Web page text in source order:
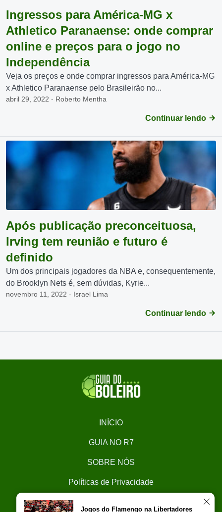
Ingressos para América-MG x
Athletico Paranaense: onde comprar
online e preços para o jogo no
Independência
Veja os preços e onde comprar ingressos para América-MG
x Athletico Paranaense pelo Brasileirão no...
abril 29, 2022 - Roberto Mentha
Continuar lendo
Após publicação preconceituosa,
Irving tem reunião e futuro é
definido
Um dos principais jogadores da NBA e, consequentemente,
do Brooklyn Nets é, sem dúvidas, Kyrie...
novembro 11, 2022 - Israel Lima
Continuar lendo
INÍCIO
GUIA NO R7
SOBRE NÓS
Políticas de Privacidade
Jogos do Flamengo na Libertadores